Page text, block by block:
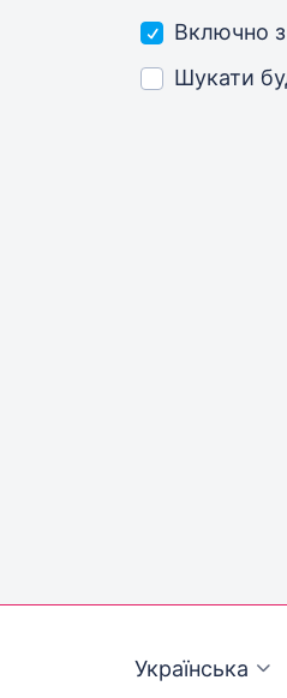
Включно
Шукати
Українська